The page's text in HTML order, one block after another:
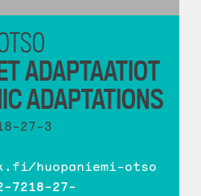
ADAPTAATIOT
ADAPTATIONS
27-3
huopaniemi-otso
7218-27-